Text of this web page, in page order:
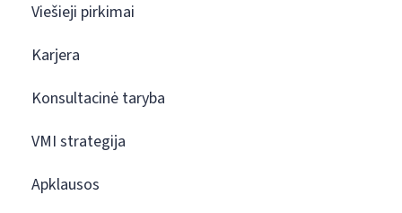
Viešieji pirkimai
Karjera
Konsultacinė taryba
VMI strategija
Apklausos